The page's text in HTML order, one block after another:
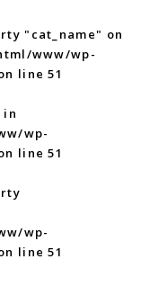
"cat_name" on
www/wp-
line51
in
wp-
line51
wp-
line51